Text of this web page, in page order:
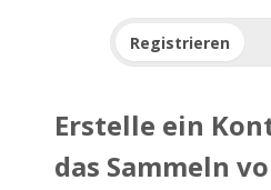
Registrieren
Erstelle ein
das Sammeln